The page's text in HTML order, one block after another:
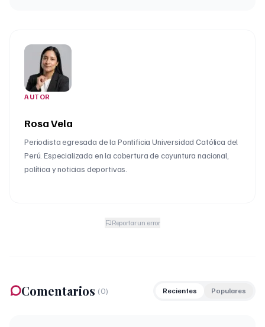
AUTOR
Rosa Vela
Periodista egresada de la Pontificia Universidad Católica del
Perú. Especializada en la cobertura de coyuntura nacional,
política y noticias deportivas.
Reportar un error
Comentarios (0) Recientes Populares